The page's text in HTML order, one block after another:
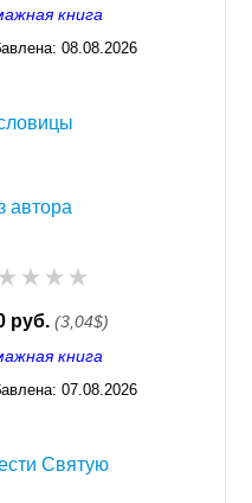
книга
08.08.2026
автора
руб. (3,04$)
книга
07.08.2026
Святую